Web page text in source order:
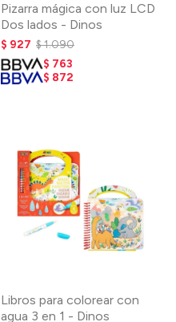
Pizarra mágica con luz LCD
Dos lados - Dinos
$ 927 $1.090
$ 763
$ 872
Libros para colorear con
agua 3 en 1 - Dinos